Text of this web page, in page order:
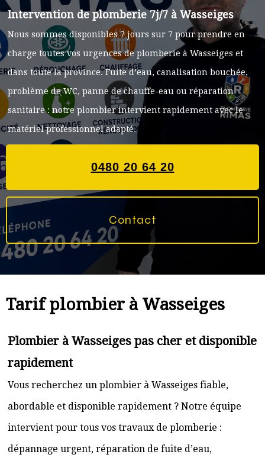
Intervention de plomberie 7j/7 à Wasseiges
Nous sommes disponibles 7 jours sur 7 pour prendre en
charge toutes vos urgences de plomberie à Wasseiges et
dans toute la province. Fuite d’eau, canalisation bouchée,
problème de WC, panne de chauffe-eau ou réparation
sanitaire : notre plombier intervient rapidement avec le
matériel professionnel adapté.
0480 20 64 20
Contact
Tarif plombier à Wasseiges
Plombier à Wasseiges pas cher et disponible
rapidement
Vous recherchez un plombier à Wasseiges fiable,
abordable et disponible rapidement ? Notre équipe
intervient pour tous vos travaux de plomberie :
dépannage urgent, réparation de fuite d’eau,